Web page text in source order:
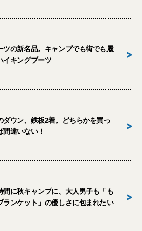
ツの新名品。キャンプでも街でも履
イキングブーツ
>
ダウン、鉄板2着。どちらかを買っ
間違いない！
>
間に秋キャンプに、大人男子も「も
ランケット」の優しさに包まれたい
>